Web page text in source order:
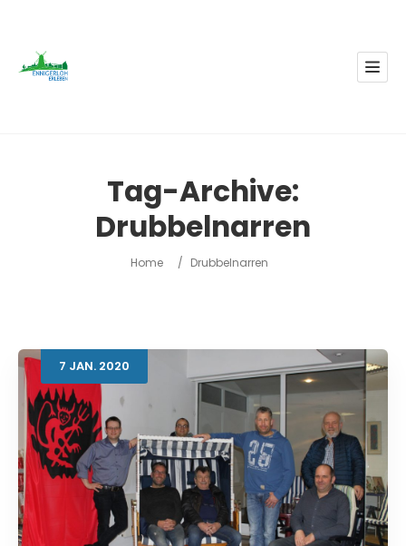
Tag-Archive:
Drubbelnarren
Home / Drubbelnarren
7 JAN. 2020